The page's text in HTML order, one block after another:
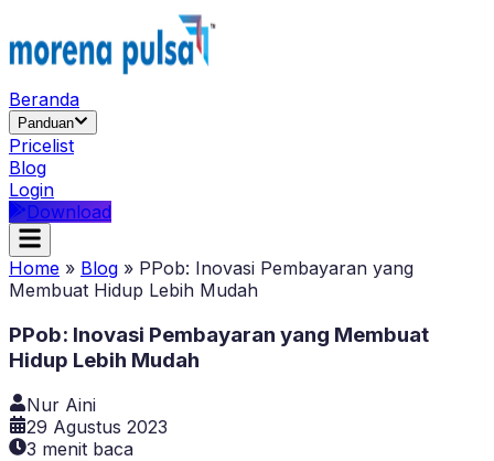
Beranda
Panduan
Pricelist
Blog
Login
Download
Home » Blog » PPob: Inovasi Pembayaran yang
Membuat Hidup Lebih Mudah
PPob: Inovasi Pembayaran yang Membuat
Hidup Lebih Mudah
Nur Aini
29 Agustus 2023
3 menit baca